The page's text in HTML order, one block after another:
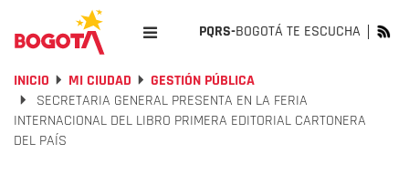
PQRS-BOGOTÁ TE ESCUCHA
INICIO MI CIUDAD
GESTIÓN PÚBLICA
SECRETARIA GENERAL PRESENTA EN LA FERIA
INTERNACIONAL DEL LIBRO PRIMERA EDITORIAL CARTONERA
DEL PAÍS